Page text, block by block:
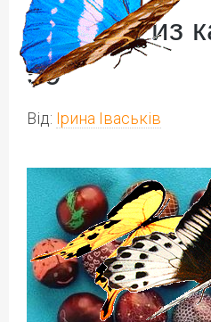
поделки из
50
Від: Ірина Іваськів